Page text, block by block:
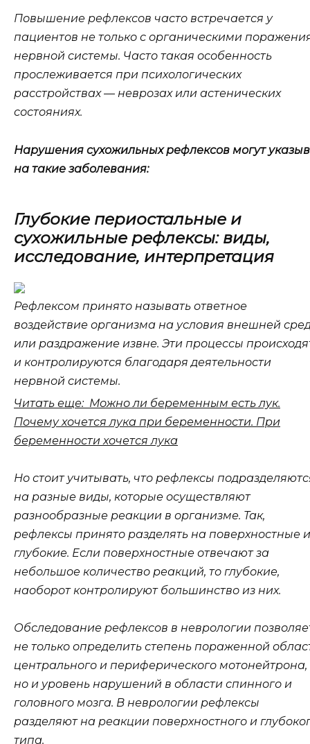
Повышение рефлексов часто встречается у
пациентов не только с органическими
нервной системы. Часто такая особенность
прослеживается при психологических
расстройствах — неврозах или астенических
состояниях.
Нарушения сухожильных рефлексов могут
на такие заболевания:
Глубокие периостальные и
сухожильные рефлексы: виды,
исследование, интерпретация
Рефлексом принято называть ответное
воздействие организма на условия внешней
или раздражение извне. Эти процессы
и контролируются благодаря деятельности
нервной системы.
Читать еще: Можно ли беременным есть лук.
Почему хочется лука при беременности. При
беременности хочется лука
Но стоит учитывать, что рефлексы
на разные виды, которые осуществляют
разнообразные реакции в организме. Так,
рефлексы принято разделять на поверхностные и
глубокие. Если поверхностные отвечают за
небольшое количество реакций, то глубокие,
наоборот контролируют большинство из них.
Обследование рефлексов в неврологии
не только определить степень пораженной
центрального и периферического мотонейтрона,
но и уровень нарушений в области спинного и
головного мозга. В неврологии рефлексы
разделяют на реакции поверхностного и
типа.